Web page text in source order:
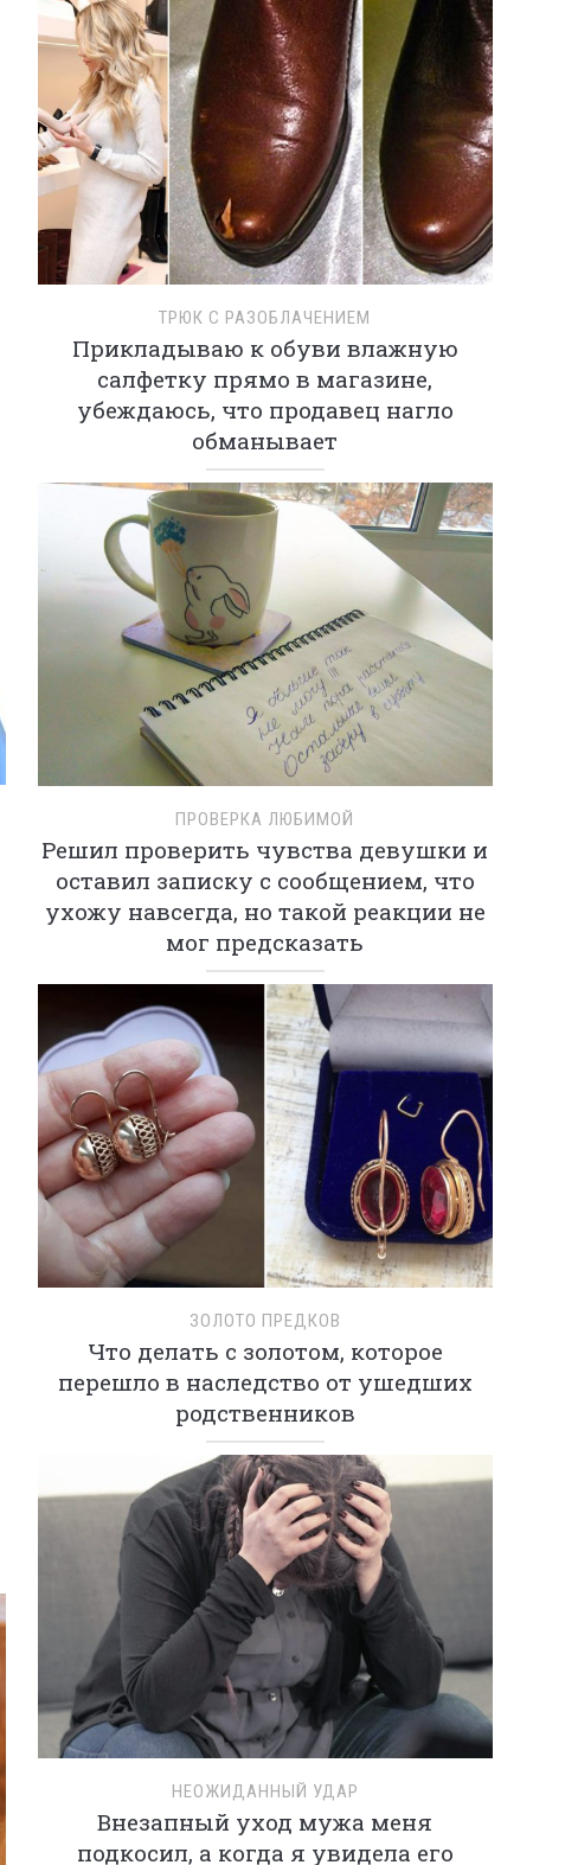
ТРЮК С РАЗОБЛАЧЕНИЕМ
Прикладываю к обуви влажную
салфетку прямо в магазине,
убеждаюсь, что продавец нагло
обманывает
ПРОВЕРКА ЛЮБИМОЙ
Решил проверить чувства девушки и
оставил записку с сообщением, что
ухожу навсегда, но такой реакции не
мог предсказать
ЗОЛОТО ПРЕДКОВ
Что делать с золотом, которое
перешло в наследство от ушедших
родственников
НЕОЖИДАННЫЙ УДАР
Внезапный уход мужа меня
подкосил, а когда я увидела его